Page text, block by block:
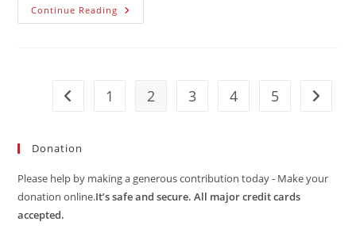
Continue Reading Sankcije
Dodiku
Go to the previous page
1 2 3 4 5 Go to
Donation
Please help by making a generous contribution today - Make your
donation online.It’s safe and secure. All major credit cards
accepted.